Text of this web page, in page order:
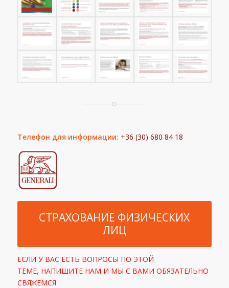
Телефон для информации: +36 (30) 680 84 18
СТРАХОВАНИЕ ФИЗИЧЕСКИХ
ЛИЦ
ЕСЛИ У ВАС ЕСТЬ ВОПРОСЫ ПО ЭТОЙ
ТЕМЕ, НАПИШИТЕ НАМ И МЫ С ВАМИ ОБЯЗАТЕЛЬНО
СВЯЖЕМСЯ